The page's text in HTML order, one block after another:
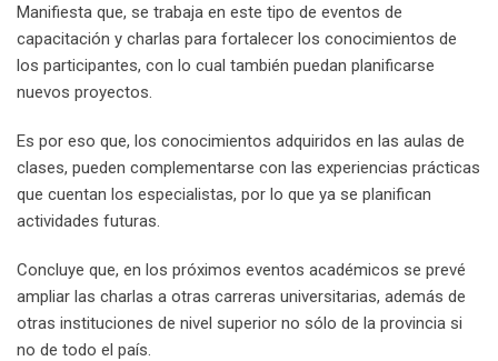
Manifiesta que, se trabaja en este tipo de eventos de
capacitación y charlas para fortalecer los conocimientos de
los participantes, con lo cual también puedan planificarse
nuevos proyectos.
Es por eso que, los conocimientos adquiridos en las aulas de
clases, pueden complementarse con las experiencias prácticas
que cuentan los especialistas, por lo que ya se planifican
actividades futuras.
Concluye que, en los próximos eventos académicos se prevé
ampliar las charlas a otras carreras universitarias, además de
otras instituciones de nivel superior no sólo de la provincia si
no de todo el país.